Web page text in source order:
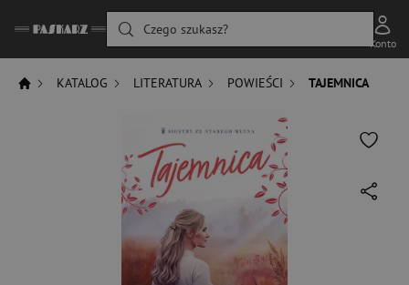
Czego szukasz?
Konto
KATALOG LITERATURA POWIEŚCI TAJEMNICA